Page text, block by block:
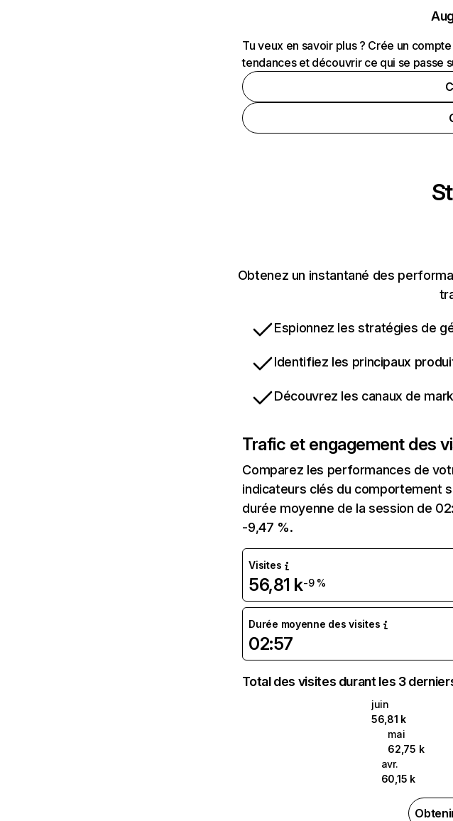
Tu veux en savoir plus ? Crée un
tendances et découvrir ce qui se passe
Obtenez un instantané des
Espionnez les stratégies de
Identifiez les principaux
Découvrez les canaux de
Trafic et engagement des
Comparez les performances de
indicateurs clés du comportement
durée moyenne de la session de
-9,47 %.
Visites
56,81 k-9 %
Durée moyenne des visites
02:57
Total des visites durant les 3
juin
56,81 k
mai
62,75 k
avr.
60,15 k